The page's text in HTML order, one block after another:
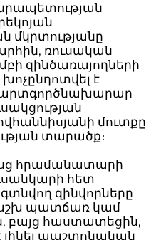
մկրտությանը
ռուսական
զինծառայողների
է
մուտքը
տարածք։
հրամանատարի
հետ
զինվորները
պատճառ կամ
բայց հաստատեցին,
լինել պաշտոնական